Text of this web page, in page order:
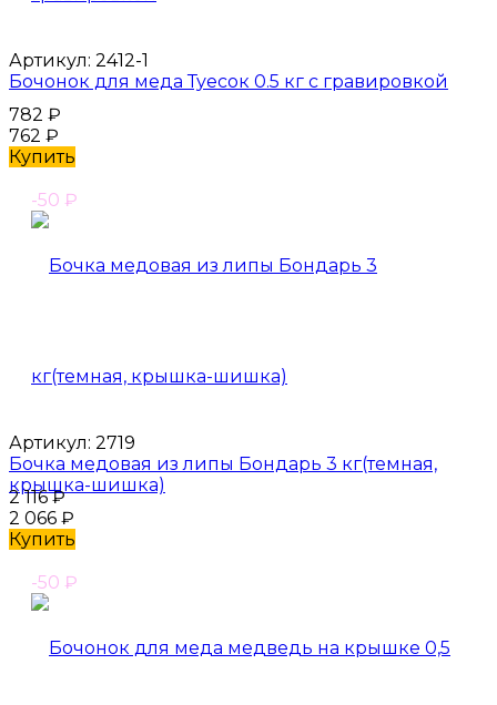
Артикул: 2412-1
Бочонок для меда Туесок 0.5 кг с гравировкой
782 ₽
762 ₽
Купить
-50 ₽
Артикул: 2719
Бочка медовая из липы Бондарь 3 кг(темная,
крышка-шишка)
2 116₽
2 066 ₽
Купить
-50 ₽